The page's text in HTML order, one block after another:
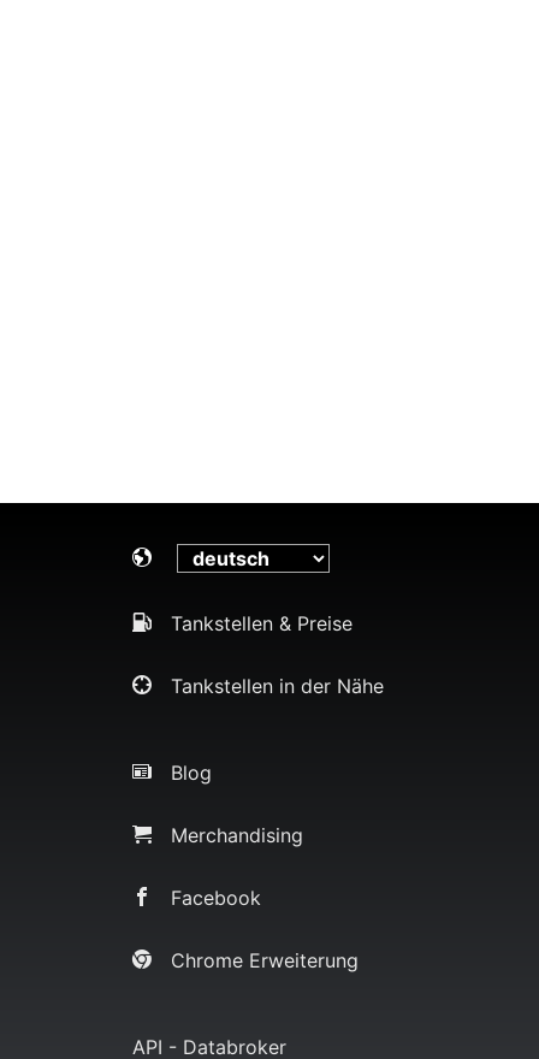
Tankstellen & Preise
Tankstellen in der Nähe
Blog
Merchandising
Facebook
Chrome Erweiterung
API - Databroker